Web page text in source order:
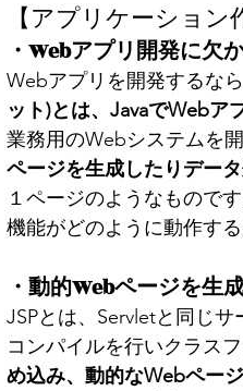
【アプリケーショ
・Webアプリ開発に欠
Webアプリを開発するな
ット)とは、JavaでWebア
業務用のWebシステムを
ページを生成したりデータ
１ページのようなもので
機能がどのように動作する
・動的Webページを生
JSPとは、Servletと同じ
コンパイルを行いクラス
め込み、動的なWebペー